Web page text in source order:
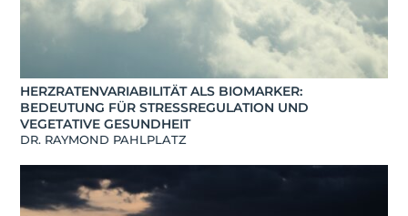
HERZRATENVARIABILITÄT ALS BIOMARKER:
BEDEUTUNG FÜR STRESSREGULATION UND
VEGETATIVE GESUNDHEIT
DR. RAYMOND PAHLPLATZ